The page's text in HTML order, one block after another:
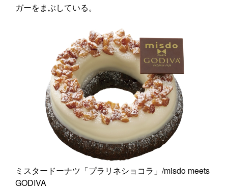
ガーをまぶしている。
ミスタードーナツ「プラリネショコラ」/misdo meets
GODIVA